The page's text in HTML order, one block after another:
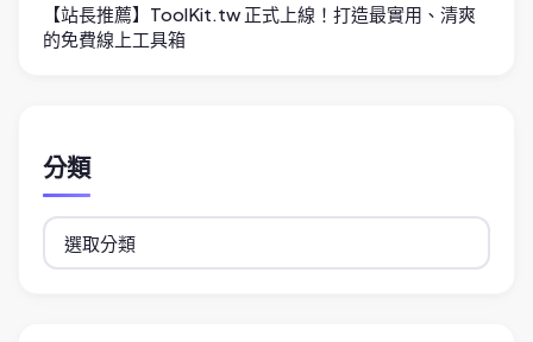
【站長推薦】ToolKit.tw 正式上線！打造最實用、清爽
的免費線上工具箱
分類
分
類